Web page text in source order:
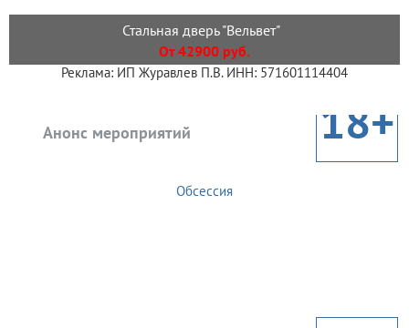
Стальная дверь "Вельвет"
От 42900 руб.
Реклама: ИП Журавлев П.В. ИНН: 571601114404
Анонс мероприятий 18+
Обсессия